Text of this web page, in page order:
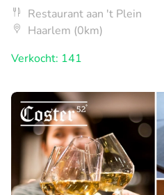
Restaurant aan 't Plein
Haarlem (0km)
Verkocht: 141